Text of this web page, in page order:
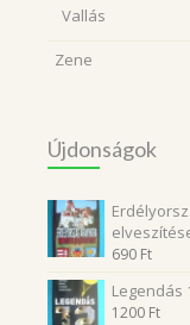
Vallás
Zene
Újdonságok
690 Ft
Legendás
1200 Ft